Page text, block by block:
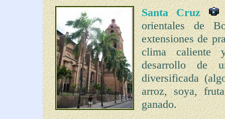
Santa Cruz
orientales de
extensiones de
clima caliente
desarrollo de
diversificada
arroz, soya,
ganado.